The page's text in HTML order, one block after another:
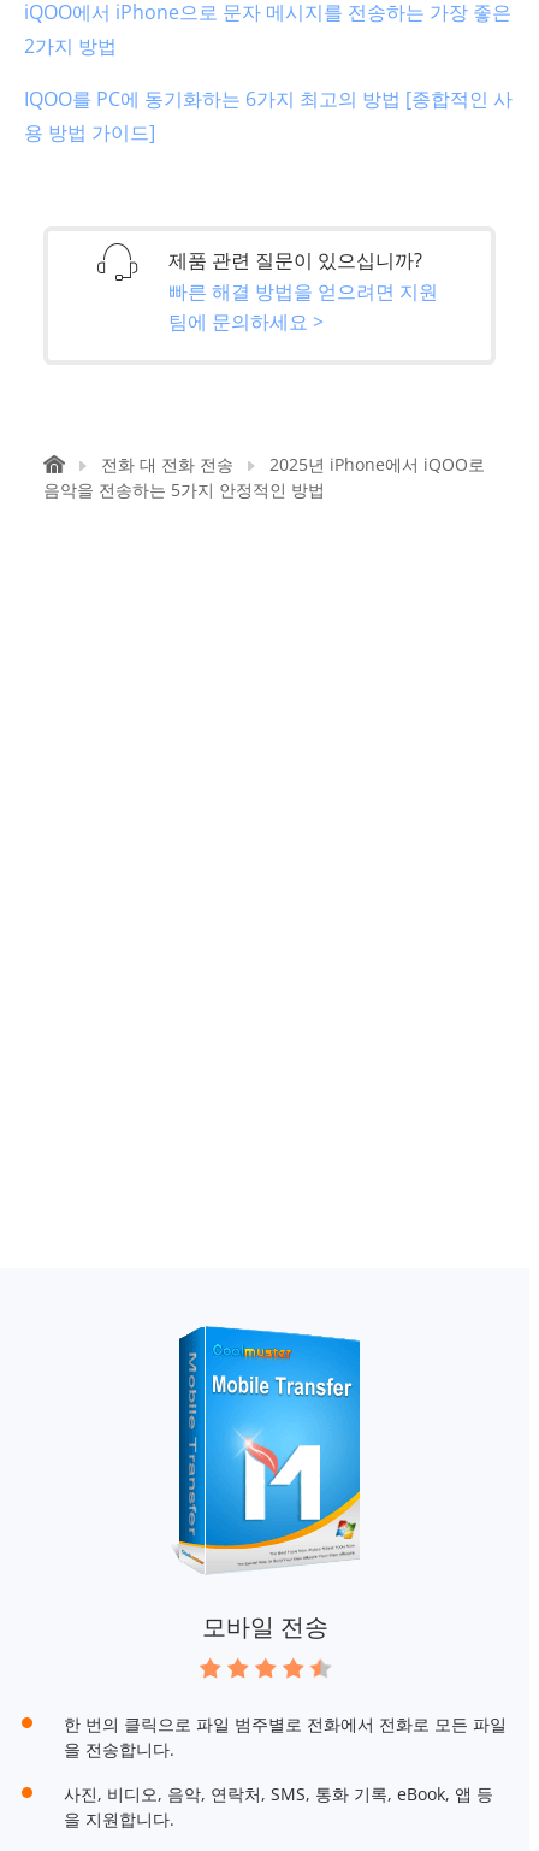
iQOO에서 iPhone으로 문자 메시지를 전송하는 가장 좋은
2가지 방법
IQOO를 PC에 동기화하는 6가지 최고의 방법 [종합적인 사
용 방법 가이드]
제품 관련 질문이 있으십니까?
빠른 해결 방법을 얻으려면 지원
팀에 문의하세요 >
전화 대 전화 전송
2025년 iPhone에서 iQOO로
음악을 전송하는 5가지 안정적인 방법
모바일 전송
한 번의 클릭으로 파일 범주별로 전화에서 전화로 모든 파일
을 전송합니다.
사진, 비디오, 음악, 연락처, SMS, 통화 기록, eBook, 앱 등
을 지원합니다.